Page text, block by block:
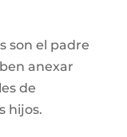
son el padre
anexar
de
hijos.